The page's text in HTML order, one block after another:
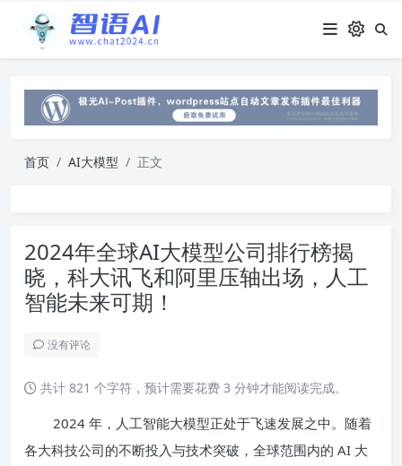
首页 AI大模型 正文
2024年全球AI大模型公司排行榜揭
晓，科大讯飞和阿里压轴出场，人工
智能未来可期！
没有评论
共计 821 个字符，预计需要花费 3 分钟才能阅读完成。
2024 年，人工智能大模型正处于飞速发展之中。随着
各大科技公司的不断投入与技术突破，全球范围内的 AI 大